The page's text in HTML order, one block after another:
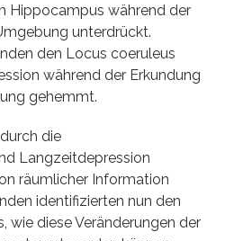
Hippocampus während der
unterdrückt.
den Locus coeruleus
während der Erkundung
gehemmt.
die
Langzeitdepression
räumlicher Information
identifizierten nun den
wie diese Veränderungen der